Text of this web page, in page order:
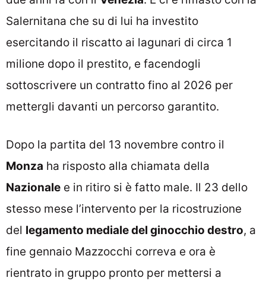
Salernitana che su di lui ha investito
esercitando il riscatto ai lagunari di circa 1
milione dopo il prestito, e facendogli
sottoscrivere un contratto fino al 2026 per
mettergli davanti un percorso garantito.
Dopo la partita del 13 novembre contro il
Monza ha risposto alla chiamata della
Nazionale e in ritiro si è fatto male. Il 23 dello
stesso mese l’intervento per la ricostruzione
del legamento mediale del ginocchio destro, a
fine gennaio Mazzocchi correva e ora è
rientrato in gruppo pronto per mettersi a